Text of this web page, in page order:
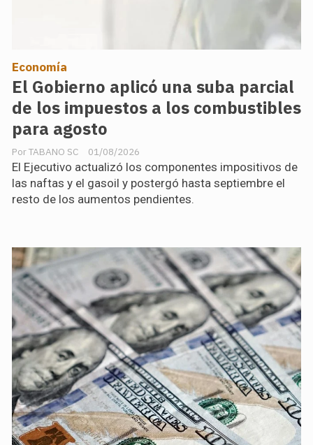
El Gobierno aplicó una suba parcial
de los impuestos a los combustibles
para agosto
TABANO SC
Economía
01/08/2026
El Ejecutivo actualizó los componentes impositivos de
las naftas y el gasoil y postergó hasta septiembre el
resto de los aumentos pendientes.